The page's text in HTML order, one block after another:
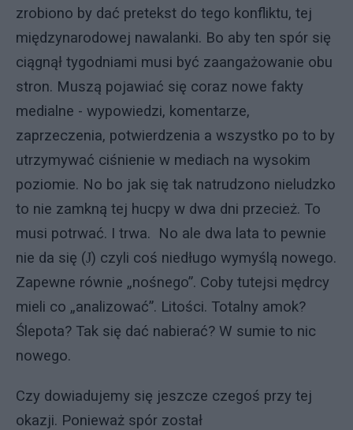
zrobiono by dać pretekst do tego konfliktu, tej
międzynarodowej nawalanki. Bo aby ten spór się
ciągnął tygodniami musi być zaangażowanie obu
stron. Muszą pojawiać się coraz nowe fakty
medialne - wypowiedzi, komentarze,
zaprzeczenia, potwierdzenia a wszystko po to by
utrzymywać ciśnienie w mediach na wysokim
poziomie. No bo jak się tak natrudzono nieludzko
to nie zamkną tej hucpy w dwa dni przecież. To
musi potrwać. I trwa. No ale dwa lata to pewnie
nie da się (J) czyli coś niedługo wymyślą nowego.
Zapewne równie „nośnego”. Coby tutejsi mędrcy
mieli co „analizować”. Litości. Totalny amok?
Ślepota? Tak się dać nabierać? W sumie to nic
nowego.
Czy dowiadujemy się jeszcze czegoś przy tej
okazji. Ponieważ spór został